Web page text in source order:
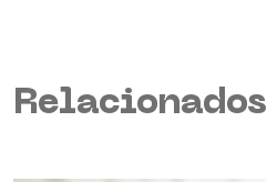
Relacionados